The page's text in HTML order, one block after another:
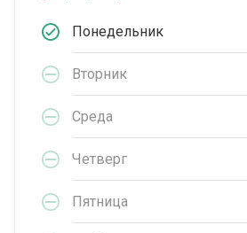
Понедельник
Вторник
Среда
Четверг
Пятница